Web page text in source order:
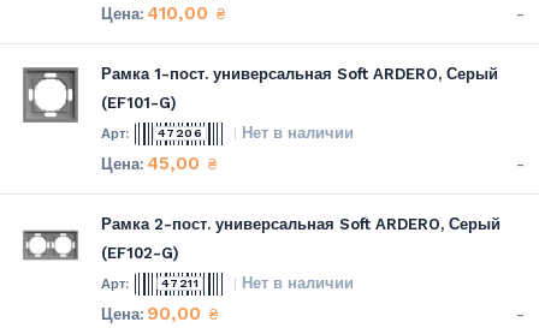
410,00 ₴ -
Рамка 1-пост. универсальная Soft ARDERO, Серый
(EF101-G)
47206 Нет в наличии
45,00 ₴ -
Рамка 2-пост. универсальная Soft ARDERO, Серый
(EF102-G)
47211 Нет в наличии
90,00 ₴ -